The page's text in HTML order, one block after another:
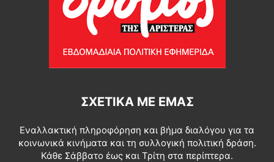
ΣΧΕΤΙΚΆ ΜΕ ΕΜΆΣ
Εναλλακτική πληροφόρηση και βήμα διαλόγου για τα
κοινωνικά κινήματα και τη συλλογική πολιτική δράση.
Κάθε Σάββατο έως και Τρίτη στα περίπτερα.